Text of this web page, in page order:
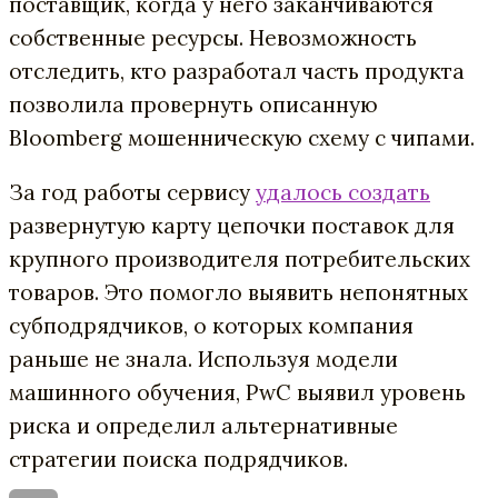
собственные ресурсы. Невозможность
отследить, кто разработал часть продукта
позволила провернуть описанную
Bloomberg мошенническую схему с чипами.
За год работы сервису удалось создать
развернутую карту цепочки поставок для
крупного производителя потребительских
товаров. Это помогло выявить непонятных
субподрядчиков, о которых компания
раньше не знала. Используя модели
машинного обучения, PwC выявил уровень
риска и определил альтернативные
стратегии поиска подрядчиков.